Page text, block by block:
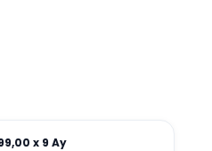
x 9 Ay